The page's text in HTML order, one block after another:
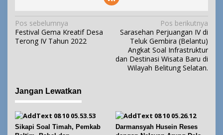
N
a
s
i
p
o
Pos sebelumnya
Festival Gema Kreatif Desa
Terong IV Tahun 2022
Pos berikutnya
Sarasehan Perjuangan IV di
Teluk Gembira (Belantu)
Angkat Soal Infrastruktur
dan Destinasi Wisata Baru di
Wilayah Belitung Selatan.
Jangan Lewatkan
Sikapi Soal Timah, Pemkab
Darmansyah Husein Reses